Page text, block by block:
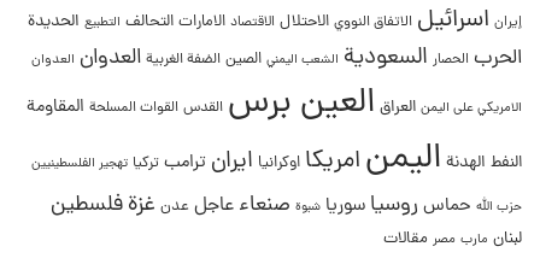
إيران اسرائيل الاتفاق النووي الاحتلال الاقتصاد الامارات التحالف التطبيع الحديدة
الحرب الحصار السعودية الشعب اليمني الصين الضفة الغربية العدوان العدوان
الامريكي على اليمن العراق العين برس القدس القوات المسلحة المقاومة
النفط الهدنة اليمنامريكا اوكرانيا ايران ترامب تركيا تهجير الفلسطينيين
حزب الله حماس روسيا سوريا شبوة صنعاء عاجل عدن غزةفلسطين
لبنان مارب مصر مقالات